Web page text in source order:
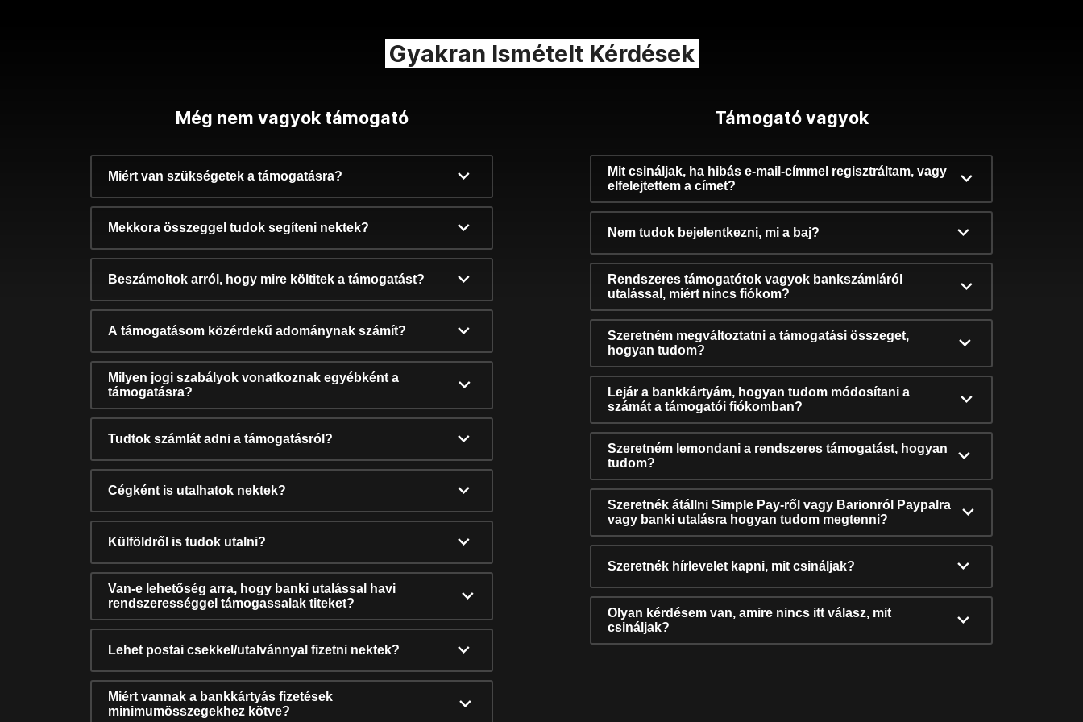
Gyakran Ismételt Kérdések
Még nem vagyok támogató
Miért van szükségetek a támogatásra?
Mekkora összeggel tudok segíteni nektek?
Beszámoltok arról, hogy mire költitek a támogatást?
A támogatásom közérdekű adománynak számít?
Milyen jogi szabályok vonatkoznak egyébként a
támogatásra?
Tudtok számlát adni a támogatásról?
Cégként is utalhatok nektek?
Külföldről is tudok utalni?
Van-e lehetőség arra, hogy banki utalással havi
rendszerességgel támogassalak titeket?
Lehet postai csekkel/utalvánnyal fizetni nektek?
Miért vannak a bankkártyás fizetések
minimumösszegekhez kötve?
Támogató vagyok
Mit csináljak, ha hibás e-mail-címmel regisztráltam, vagy
elfelejtettem a címet?
Nem tudok bejelentkezni, mi a baj?
Rendszeres támogatótok vagyok bankszámláról
utalással, miért nincs fiókom?
Szeretném megváltoztatni a támogatási összeget,
hogyan tudom?
Lejár a bankkártyám, hogyan tudom módosítani a
számát a támogatói fiókomban?
Szeretném lemondani a rendszeres támogatást, hogyan
tudom?
Szeretnék átállni Simple Pay-ről vagy Barionról Paypalra
vagy banki utalásra hogyan tudom megtenni?
Szeretnék hírlevelet kapni, mit csináljak?
Olyan kérdésem van, amire nincs itt válasz, mit
csináljak?